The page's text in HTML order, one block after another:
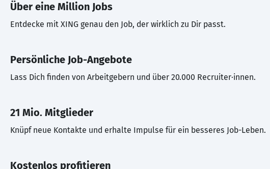
Über eine Million Jobs
Entdecke mit XING genau den Job, der wirklich zu Dir passt.
Persönliche Job-Angebote
Lass Dich finden von Arbeitgebern und über 20.000 Recruiter·innen.
21 Mio. Mitglieder
Knüpf neue Kontakte und erhalte Impulse für ein besseres Job-Leben.
Kostenlos profitieren